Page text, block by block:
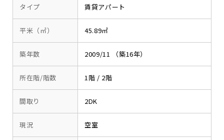
タイプ 賃貸アパート
平米（㎡） 45.89㎡
築年数 2009/11 （築16年）
所在階/階数 1階 / 2階
間取り 2DK
現況 空室